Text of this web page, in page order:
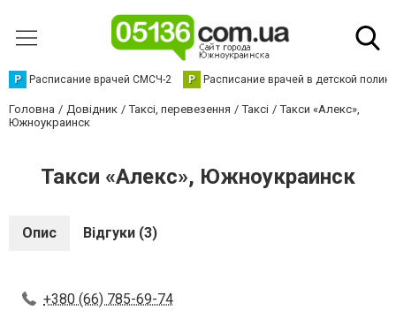
Р Расписание врачей СМСЧ-2 Р Расписание врачей в детской
Головна Довідник Таксі, перевезення Таксі
Такси «Алекс»,
Южноукраинск
Такси «Алекс», Южноукраинск
Опис Відгуки (3)
+380 (66) 785-69-74